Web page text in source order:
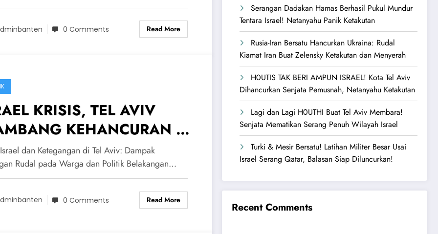
0 Comments Read More
KRISIS, TEL AVIV
KEHANCURAN –
Warga Israel Menderita
Serangan Rudal…
dan Ketegangan di Tel Aviv: Dampak
Rudal pada Warga dan Politik Belakangan…
0 Comments Read More
Serangan Dadakan Hamas Berhasil Pukul Mundur
Tentara Israel! Netanyahu Panik Ketakutan
Rusia-Iran Bersatu Hancurkan Ukraina: Rudal
Kiamat Iran Buat Zelensky Ketakutan dan Menyerah
H0UTIS TAK BERI AMPUN ISRAEL! Kota Tel Aviv
Dihancurkan Senjata Pemusnah, Netanyahu Ketakutan
Lagi dan Lagi H0UTHI Buat Tel Aviv Membara!
Senjata Mematikan Serang Penuh Wilayah Israel
Turki & Mesir Bersatu! Latihan Militer Besar Usai
Israel Serang Qatar, Balasan Siap Diluncurkan!
Recent Comments